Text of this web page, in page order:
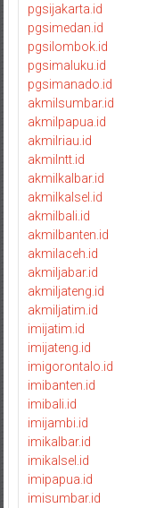
pgsijakarta.id
pgsimedan.id
pgsilombok.id
pgsimaluku.id
pgsimanado.id
akmilsumbar.id
akmilpapua.id
akmilriau.id
akmilntt.id
akmilkalbar.id
akmilkalsel.id
akmilbali.id
akmilbanten.id
akmilaceh.id
akmiljabar.id
akmiljateng.id
akmiljatim.id
imijatim.id
imijateng.id
imigorontalo.id
imibanten.id
imibali.id
imijambi.id
imikalbar.id
imikalsel.id
imipapua.id
imisumbar.id